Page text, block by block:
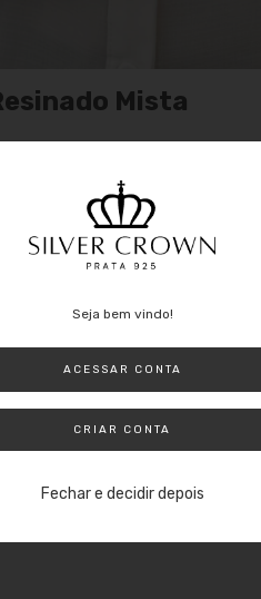
Mista
metal banhado;
resistência e custo benefício.
Seja bem vindo!
ACESSAR CONTA
CRIAR CONTA
Fechar e decidir depois